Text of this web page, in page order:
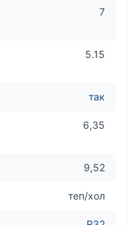
7
5.15
так
6,35
9,52
теп/хол